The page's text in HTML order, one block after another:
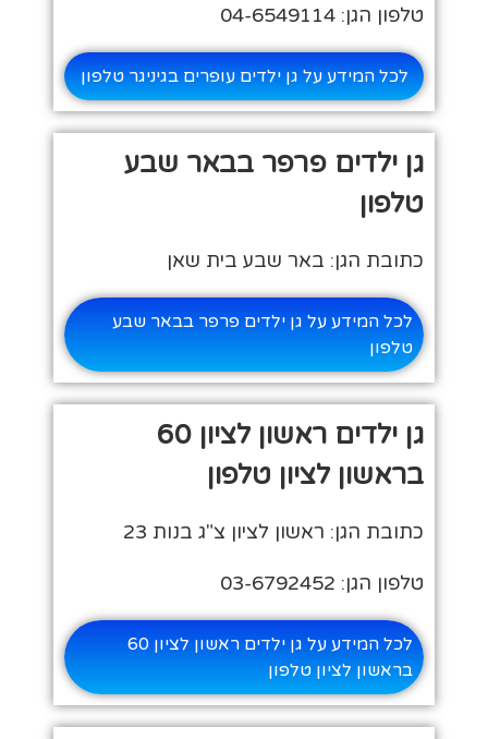
טלפון הגן: 04-6549114
לכל המידע על גן ילדים עופרים בגיניגר טלפון
גן ילדים פרפר בבאר שבע
טלפון
כתובת הגן: באר שבע בית שאן
לכל המידע על גן ילדים פרפר בבאר שבע
טלפון
גן ילדים ראשון לציון 60
בראשון לציון טלפון
כתובת הגן: ראשון לציון צ"ג בנות 23
טלפון הגן: 03-6792452
לכל המידע על גן ילדים ראשון לציון 60
בראשון לציון טלפון